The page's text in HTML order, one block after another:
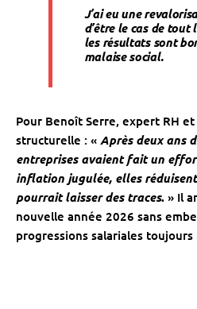
J’ai eu une
d’être le cas de
les résultats sont
malaise social.
Pour Benoît Serre, expert RH
structurelle : « Après deux ans
entreprises avaient fait un
inflation jugulée, elles
pourrait laisser des traces. » Il
nouvelle année 2026 sans
progressions salariales toujours